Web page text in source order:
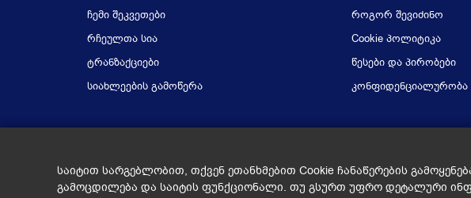
ჩემი შეკვეთები
რჩეულთა სია
ტრანზაქციები
სიახლეების გამოწერა
როგორ შევიძინო
Cookie პოლიტიკა
წესები და პირობები
კონფიდენციალურობა
საიტით სარგებლობით, თქვენ ეთანხმებით Cookie ჩანაწერების
გამოცდილება და საიტის ფუნქციონალი. თუ გსურთ უფრო დეტალური